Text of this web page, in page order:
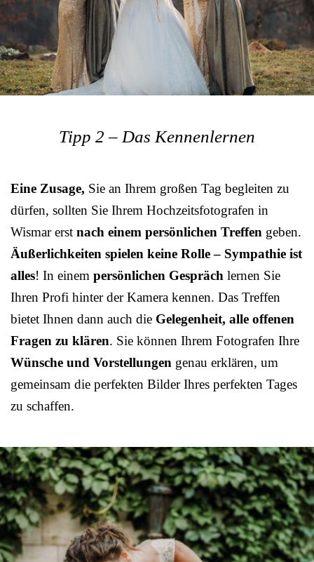
Tipp 2 – Das Kennenlernen
Eine Zusage, Sie an Ihrem großen Tag begleiten zu
dürfen, sollten Sie Ihrem Hochzeitsfotografen in
Wismar erst nach einem persönlichen Treffen geben.
Äußerlichkeiten spielen keine Rolle – Sympathie ist
alles! In einem persönlichen Gespräch lernen Sie
Ihren Profi hinter der Kamera kennen. Das Treffen
bietet Ihnen dann auch die Gelegenheit, alle offenen
Fragen zu klären. Sie können Ihrem Fotografen Ihre
Wünsche und Vorstellungen genau erklären, um
gemeinsam die perfekten Bilder Ihres perfekten Tages
zu schaffen.